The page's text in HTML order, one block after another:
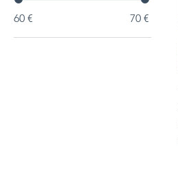
60 € 70 €